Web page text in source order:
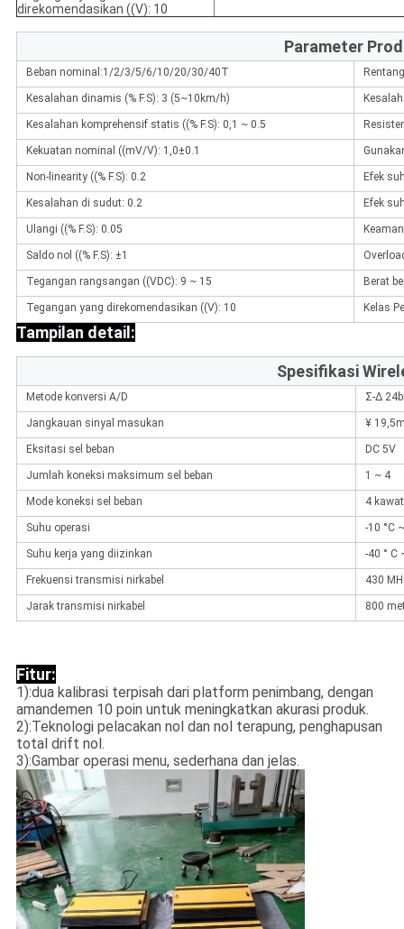
direkomendasikan ((V): 10
Parameter
Beban nominal:1/2/3/5/6/10/20/30/40T
Kesalahan dinamis (% F.S): 3 (5~10km/h)
Kesalahan komprehensif statis ((% F.S): 0,1 ~ 0.5
Kekuatan nominal ((mV/V): 1,0±0.1
Non-linearity ((% F.S): 0.2 Efek
Kesalahan di sudut: 0.2 Efek
Ulangi ((% F.S): 0.05
Saldo nol ((% F.S): ±1
Tegangan rangsangan ((VDC): 9 ~ 15 Berat
Tegangan yang direkomendasikan ((V): 10 Kelas
Tampilan detail:
Spesifikasi
Metode konversi A/D Σ-Δ
Jangkauan sinyal masukan ¥
Eksitasi sel beban DC 5V
Jumlah koneksi maksimum sel beban 1 ~ 4
Mode koneksi sel beban 4 kawat
Suhu operasi -10 °C
Suhu kerja yang diizinkan -40 ° C
Frekuensi transmisi nirkabel 430
Jarak transmisi nirkabel 800
Fitur:
1):dua kalibrasi terpisah dari platform penimbang, dengan
amandemen 10 poin untuk meningkatkan akurasi produk.
2):Teknologi pelacakan nol dan nol terapung, penghapusan
total drift nol.
3):Gambar operasi menu, sederhana dan jelas.